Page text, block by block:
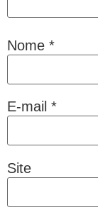
Nome *
E-mail *
Site